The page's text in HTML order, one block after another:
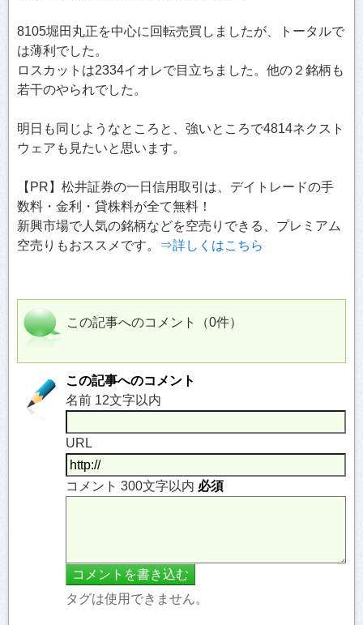
8105堀田丸正を中心に回転売買しましたが、トータルで
は薄利でした。
ロスカットは2334イオレで目立ちました。他の２銘柄も
若干のやられでした。
明日も同じようなところと、強いところで4814ネクスト
ウェアも見たいと思います。
【PR】松井証券の一日信用取引は、デイトレードの手
数料・金利・貸株料が全て無料！
新興市場で人気の銘柄などを空売りできる、プレミアム
空売りもおススメです。
⇒詳しくはこちら
この記事へのコメント（0件）
この記事へのコメント
名前 12文字以内
URL
コメント 300文字以内 必須
タグは使用できません。